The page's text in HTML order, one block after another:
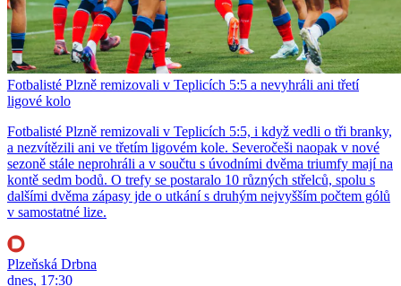
Fotbalisté Plzně remizovali v Teplicích 5:5 a nevyhráli ani třetí
ligové kolo
Fotbalisté Plzně remizovali v Teplicích 5:5, i když vedli o tři branky,
a nezvítězili ani ve třetím ligovém kole. Severočeši naopak v nové
sezoně stále neprohráli a v součtu s úvodními dvěma triumfy mají na
kontě sedm bodů. O trefy se postaralo 10 různých střelců, spolu s
dalšími dvěma zápasy jde o utkání s druhým nejvyšším počtem gólů
v samostatné lize.
Plzeňská Drbna
dnes, 17:30